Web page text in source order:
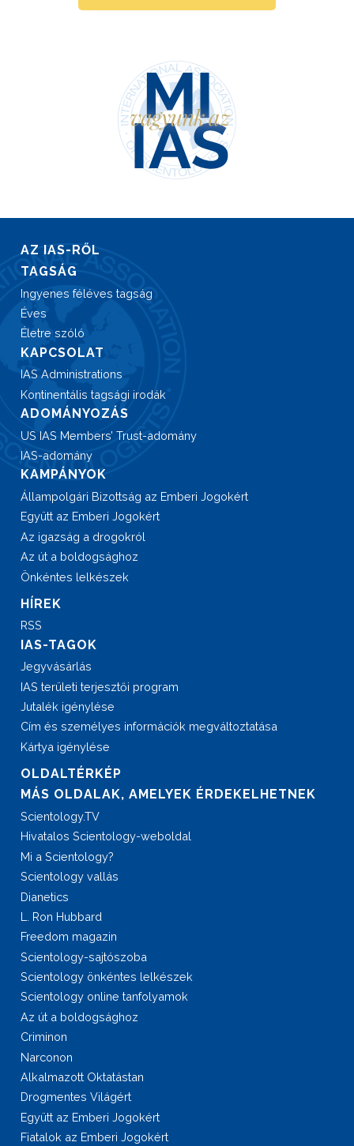
AZ IAS-RŐL
TAGSÁG
Ingyenes féléves tagság
Éves
Életre szóló
KAPCSOLAT
IAS Administrations
Kontinentális tagsági irodák
ADOMÁNYOZÁS
US IAS Members’ Trust-adomány
IAS-adomány
KAMPÁNYOK
Állampolgári Bizottság az Emberi Jogokért
Együtt az Emberi Jogokért
Az igazság a drogokról
Az út a boldogsághoz
Önkéntes lelkészek
HÍREK
RSS
IAS-TAGOK
Jegyvásárlás
IAS területi terjesztői program
Jutalék igénylése
Cím és személyes információk megváltoztatása
Kártya igénylése
OLDALTÉRKÉP
MÁS OLDALAK, AMELYEK ÉRDEKELHETNEK
Scientology.TV
Hivatalos Scientology-weboldal
Mi a Scientology?
Scientology vallás
Dianetics
L. Ron Hubbard
Freedom magazin
Scientology-sajtószoba
Scientology önkéntes lelkészek
Scientology online tanfolyamok
Az út a boldogsághoz
Criminon
Narconon
Alkalmazott Oktatástan
Drogmentes Világért
Együtt az Emberi Jogokért
Fiatalok az Emberi Jogokért